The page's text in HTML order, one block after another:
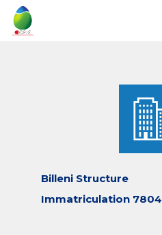
Billeni Structure
Immatriculation 7804